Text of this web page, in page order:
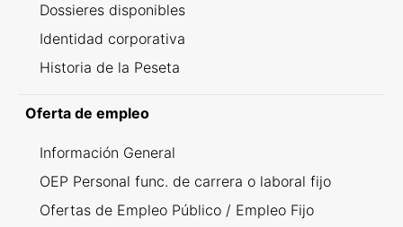
Dossieres disponibles
Identidad corporativa
Historia de la Peseta
Oferta de empleo
Información General
OEP Personal func. de carrera o laboral fijo
Ofertas de Empleo Público / Empleo Fijo